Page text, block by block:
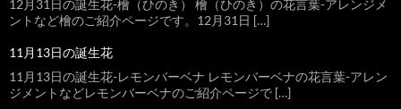
12月31日の誕生花-檜（ひのき） 檜（ひのき）の花言葉-アレンジメ
ントなど檜のご紹介ページです。12月31日 […]
11月13日の誕生花
11月13日の誕生花-レモンバーベナ レモンバーベナの花言葉-アレン
ジメントなどレモンバーベナのご紹介ページで […]